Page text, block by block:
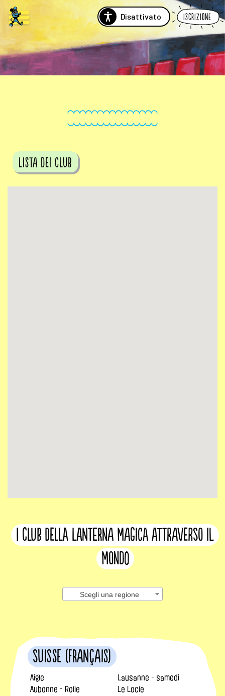
Disattivato Iscrizione
Lista dei club
I club della lanterna magica attraverso il
mondo
Scegli una regione
Suisse (français)
Aigle
Aubonne - Rolle
Lausanne - samedi
Le Locle